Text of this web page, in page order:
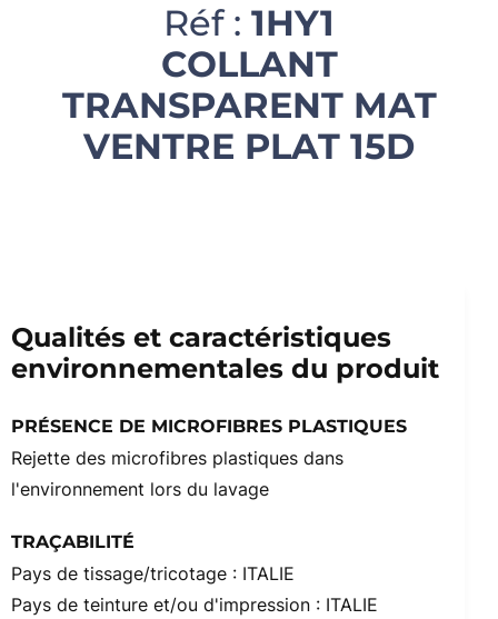
Réf : 1HY1
COLLANT
TRANSPARENT MAT
VENTRE PLAT 15D
Qualités et caractéristiques
environnementales du produit
PRÉSENCE DE MICROFIBRES PLASTIQUES
Rejette des microfibres plastiques dans
l'environnement lors du lavage
TRAÇABILITÉ
Pays de tissage/tricotage : ITALIE
Pays de teinture et/ou d'impression : ITALIE